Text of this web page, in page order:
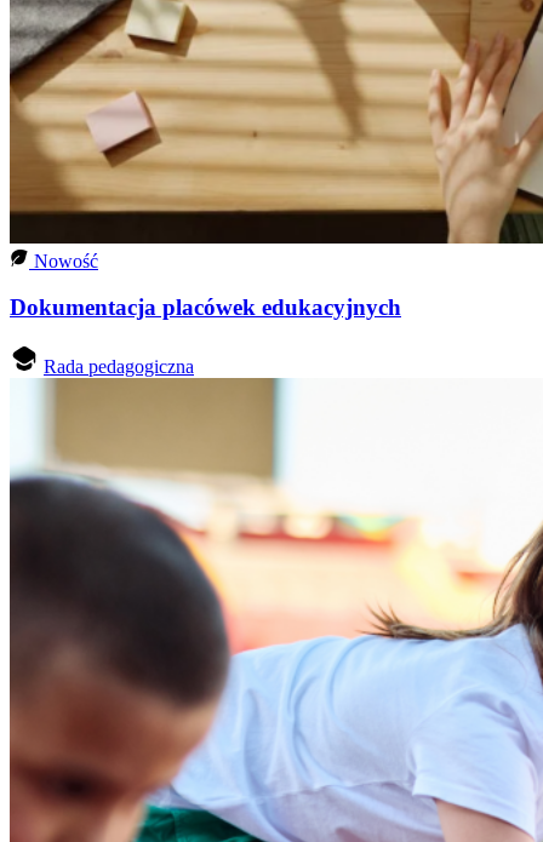
Nowość
Dokumentacja placówek edukacyjnych
Rada pedagogiczna